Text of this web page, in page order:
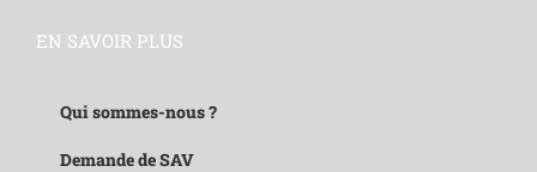
EN SAVOIR PLUS
Qui sommes-nous ?
Demande de SAV